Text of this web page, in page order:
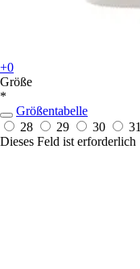
+0
Größe
*
Größentabelle
28
29 30 31
Dieses Feld ist erforderlich